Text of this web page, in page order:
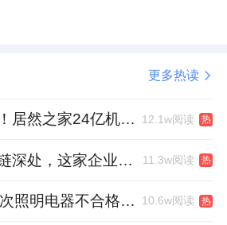
更多热读
家居卖场首单！居然之家24亿机构间REITs获深交所无异议函 12.1w阅读 热
藏在家居供应链深处，这家企业正在悄悄转型 11.3w阅读 热
重庆抽检44批次照明电器不合格，木林森全资子公司被点名 10.6w阅读 热